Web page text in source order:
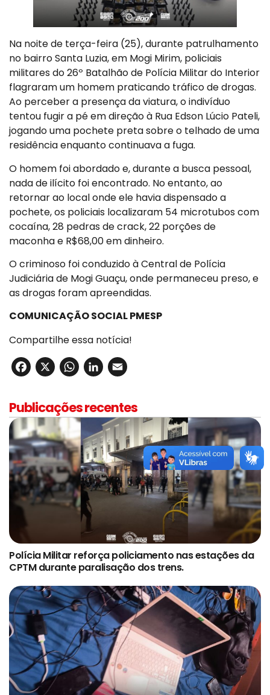
Na noite de terça-feira (25), durante patrulhamento
no bairro Santa Luzia, em Mogi Mirim, policiais
militares do 26º Batalhão de Polícia Militar do Interior
flagraram um homem praticando tráfico de drogas.
Ao perceber a presença da viatura, o indivíduo
tentou fugir a pé em direção à Rua Edson Lúcio Pateli,
jogando uma pochete preta sobre o telhado de uma
residência enquanto continuava a fuga.
O homem foi abordado e, durante a busca pessoal,
nada de ilícito foi encontrado. No entanto, ao
retornar ao local onde ele havia dispensado a
pochete, os policiais localizaram 54 microtubos com
cocaína, 28 pedras de crack, 22 porções de
maconha e R$68,00 em dinheiro.
O criminoso foi conduzido à Central de Polícia
Judiciária de Mogi Guaçu, onde permaneceu preso, e
as drogas foram apreendidas.
COMUNICAÇÃO SOCIAL PMESP
Compartilhe essa notícia!
Facebook
X WhatsApp
LinkedIn
Publicações recentes
Polícia Militar reforça policiamento nas estações da
CPTM durante paralisação dos trens.